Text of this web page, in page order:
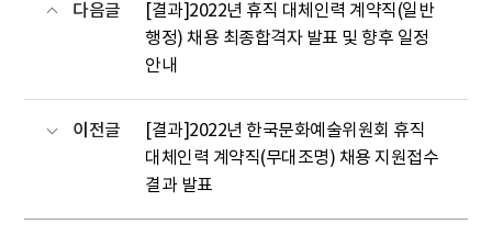
다음글
[결과]2022년 휴직 대체인력 계약직(일반
행정) 채용 최종합격자 발표 및 향후 일정
안내
이전글
[결과]2022년 한국문화예술위원회 휴직
대체인력 계약직(무대조명) 채용 지원접수
결과 발표